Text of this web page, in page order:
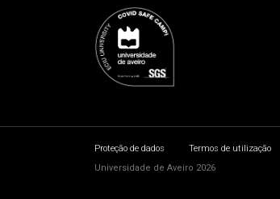
Proteção de dados Termos de utilização
Universidade de Aveiro 2026